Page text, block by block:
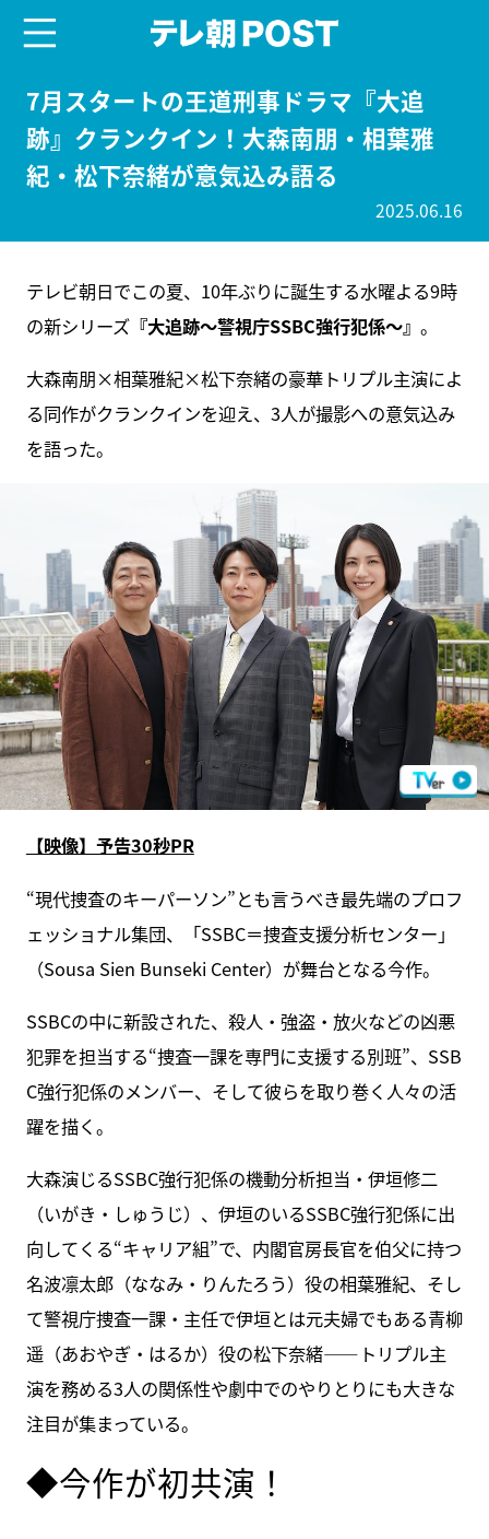
7月スタートの王道刑事ドラマ『大追
跡』クランクイン！大森南朋・相葉雅
紀・松下奈緒が意気込み語る
2025.06.16
テレビ朝日でこの夏、10年ぶりに誕生する水曜よる9時
の新シリーズ『大追跡～警視庁SSBC強行犯係～』 。
大森南朋×相葉雅紀×松下奈緒の豪華トリプル主演によ
る同作がクランクインを迎え、3人が撮影への意気込み
を語った。
【映像】予告30秒PR
“現代捜査のキーパーソン”とも言うべき最先端のプロフ
ェッショナル集団、「SSBC＝捜査支援分析センター」
（Sousa Sien Bunseki Center）が舞台となる今作。
SSBCの中に新設された、殺人・強盗・放火などの凶悪
犯罪を担当する“捜査一課を専門に支援する別班”、SSB
C強行犯係のメンバー、そして彼らを取り巻く人々の活
躍を描く。
大森演じるSSBC強行犯係の機動分析担当・伊垣修二
（いがき・しゅうじ）、伊垣のいるSSBC強行犯係に出
向してくる“キャリア組”で、内閣官房長官を伯父に持つ
名波凛太郎（ななみ・りんたろう）役の相葉雅紀、そし
て警視庁捜査一課・主任で伊垣とは元夫婦でもある青柳
遥（あおやぎ・はるか）役の松下奈緒――トリプル主
演を務める3人の関係性や劇中でのやりとりにも大きな
注目が集まっている。
◆今作が初共演！